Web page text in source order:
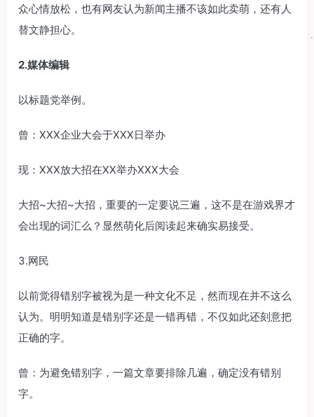
众心情放松，也有网友认为新闻主播不该如此卖萌，还有人
替文静担心。
2.媒体编辑
以标题党举例。
曾：XXX企业大会于XXX日举办
现：XXX放大招在XX举办XXX大会
大招~大招~大招，重要的一定要说三遍，这不是在游戏界才
会出现的词汇么？显然萌化后阅读起来确实易接受。
3.网民
以前觉得错别字被视为是一种文化不足，然而现在并不这么
认为。明明知道是错别字还是一错再错，不仅如此还刻意把
正确的字。
曾：为避免错别字，一篇文章要排除几遍，确定没有错别
字。